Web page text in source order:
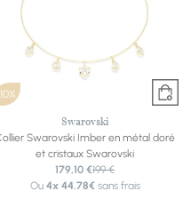
Swarovski
Swarovski Imber en métal doré
et cristaux Swarovski
179,10 €199 €
Ou 4x 44.78€sans frais